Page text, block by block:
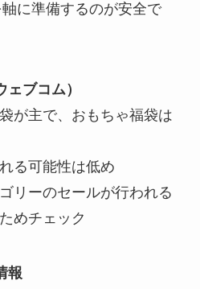
に準備するのが安全で
ブコム）
が主で、おもちゃ福袋は
る可能性は低め
リーのセールが行われる
めチェック
報